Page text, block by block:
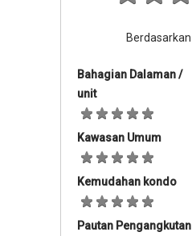
Berdasarkan
Bahagian Dalaman /
unit
Kawasan Umum
Kemudahan kondo
Pautan Pengangkutan